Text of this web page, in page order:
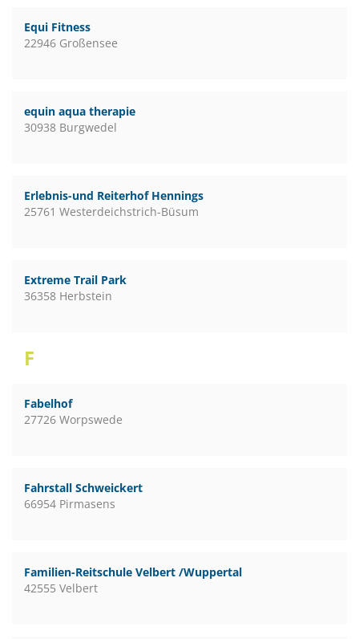
Equi Fitness
22946 Großensee
equin aqua therapie
30938 Burgwedel
Erlebnis-und Reiterhof Hennings
25761 Westerdeichstrich-Büsum
Extreme Trail Park
36358 Herbstein
F
Fabelhof
27726 Worpswede
Fahrstall Schweickert
66954 Pirmasens
Familien-Reitschule Velbert /Wuppertal
42555 Velbert